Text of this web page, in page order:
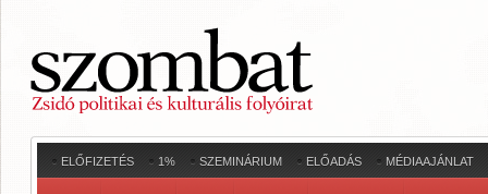
ELŐFIZETÉS 1% SZEMINÁRIUM ELŐADÁS MÉDIAAJÁNLAT